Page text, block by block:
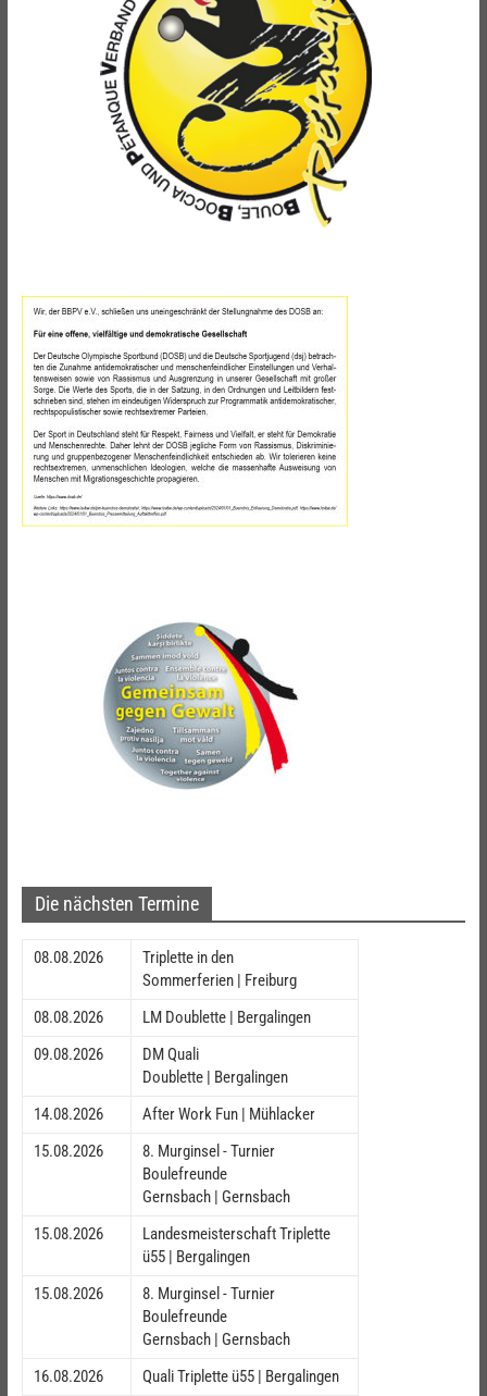
Die nächsten Termine
08.08.2026
Triplette in den
Sommerferien | Freiburg
08.08.2026
LM Doublette | Bergalingen
09.08.2026
DM Quali
Doublette | Bergalingen
14.08.2026
After Work Fun | Mühlacker
15.08.2026
8. Murginsel - Turnier
Boulefreunde
Gernsbach | Gernsbach
15.08.2026
Landesmeisterschaft Triplette
ü55 | Bergalingen
15.08.2026
8. Murginsel - Turnier
Boulefreunde
Gernsbach | Gernsbach
16.08.2026
Quali Triplette ü55 | Bergalingen